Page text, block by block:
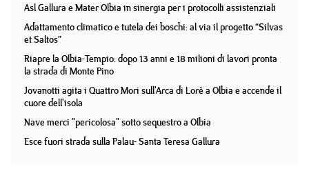
Asl Gallura e Mater Olbia in sinergia per i protocolli assistenziali
Adattamento climatico e tutela dei boschi: al via il progetto “Silvas
et Saltos”
Riapre la Olbia-Tempio: dopo 13 anni e 18 milioni di lavori pronta
la strada di Monte Pino
Jovanotti agita i Quattro Mori sull'Arca di Lorè a Olbia e accende il
cuore dell'isola
Nave merci "pericolosa" sotto sequestro a Olbia
Esce fuori strada sulla Palau- Santa Teresa Gallura